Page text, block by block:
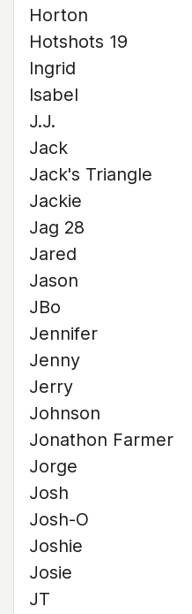
Horton
Hotshots 19
Ingrid
Isabel
J.J.
Jack
Jack's Triangle
Jackie
Jag 28
Jared
Jason
JBo
Jennifer
Jenny
Jerry
Johnson
Jonathon Farmer
Jorge
Josh
Josh-O
Joshie
Josie
JT